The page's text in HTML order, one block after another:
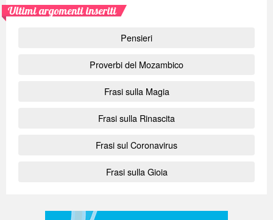
Ultimi argomenti inseriti
Pensieri
Proverbi del Mozambico
Frasi sulla Magia
Frasi sulla Rinascita
Frasi sul Coronavirus
Frasi sulla Gioia